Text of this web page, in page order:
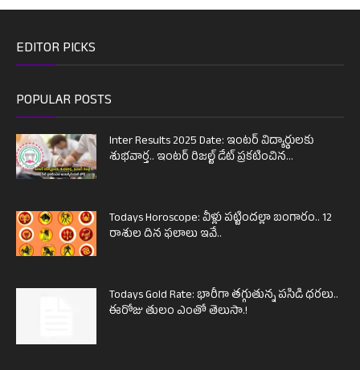
EDITOR PICKS
POPULAR POSTS
Inter Results 2025 Date: ఇంటర్ విద్యార్థులకు
శుభవార్త.. ఇంటర్ రిజల్ట్ డేట్ ప్రకటించిన...
Todays Horoscope: వీళ్లు పట్టిందల్లా బంగారం.. 12
రాశుల దిన ఫలాలు ఇవే..
Todays Gold Rate: భారీగా తగ్గుతున్న పసిడి ధరలు..
ఈరోజు తులం ఎంతో తెలుసా.!